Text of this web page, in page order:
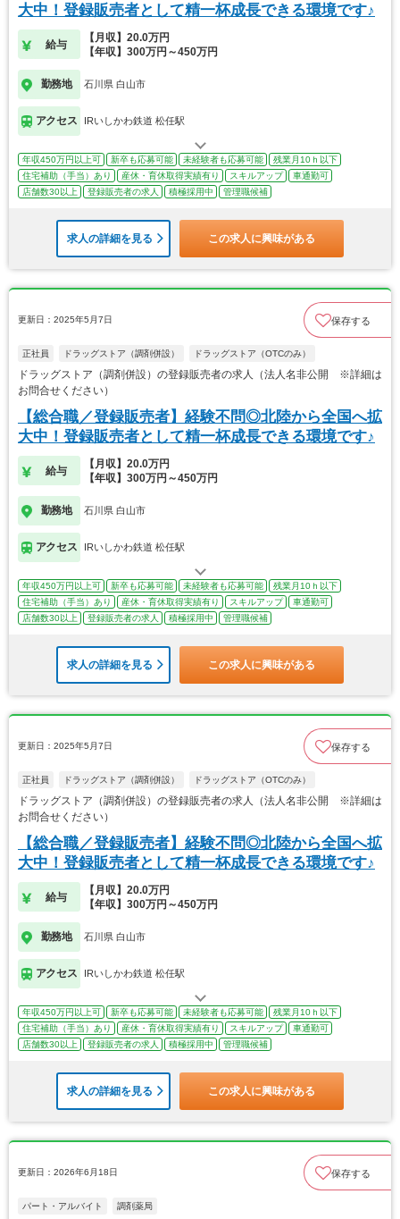
大中！登録販売者として精一杯成長できる環境です♪
給与
【月収】20.0万円
【年収】300万円～450万円
勤務地 石川県 白山市
アクセス IRいしかわ鉄道 松任駅
年収450万円以上可 新卒も応募可能 未経験者も応募可能
残業月10ｈ以下
住宅補助（手当）あり
産休・育休取得実績有り スキルアップ
車通勤可
店舗数30以上
登録販売者の求人 積極採用中 管理職候補
求人の詳細を見る この求人に興味がある
更新日：2025年5月7日 保存する
正社員 ドラッグストア（調剤併設） ドラッグストア（OTCのみ）
ドラッグストア（調剤併設）の登録販売者の求人（法人名非公開 ※詳細は
お問合せください）
【総合職／登録販売者】経験不問◎北陸から全国へ拡
大中！登録販売者として精一杯成長できる環境です♪
給与
【月収】20.0万円
【年収】300万円～450万円
勤務地 石川県 白山市
アクセス IRいしかわ鉄道 松任駅
年収450万円以上可 新卒も応募可能 未経験者も応募可能
残業月10ｈ以下
住宅補助（手当）あり
産休・育休取得実績有り スキルアップ
車通勤可
店舗数30以上
登録販売者の求人 積極採用中 管理職候補
求人の詳細を見る この求人に興味がある
更新日：2025年5月7日 保存する
正社員 ドラッグストア（調剤併設） ドラッグストア（OTCのみ）
ドラッグストア（調剤併設）の登録販売者の求人（法人名非公開 ※詳細は
お問合せください）
【総合職／登録販売者】経験不問◎北陸から全国へ拡
大中！登録販売者として精一杯成長できる環境です♪
給与
【月収】20.0万円
【年収】300万円～450万円
勤務地 石川県 白山市
アクセス IRいしかわ鉄道 松任駅
年収450万円以上可 新卒も応募可能 未経験者も応募可能
残業月10ｈ以下
住宅補助（手当）あり
産休・育休取得実績有り スキルアップ
車通勤可
店舗数30以上
登録販売者の求人 積極採用中 管理職候補
求人の詳細を見る この求人に興味がある
更新日：2026年6月18日 保存する
パート・アルバイト 調剤薬局